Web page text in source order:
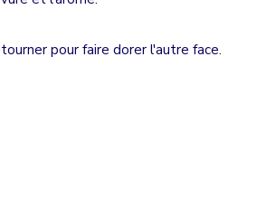
pour faire dorer l'autre face.